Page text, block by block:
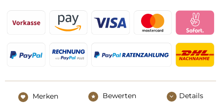
Merken Bewerten Details